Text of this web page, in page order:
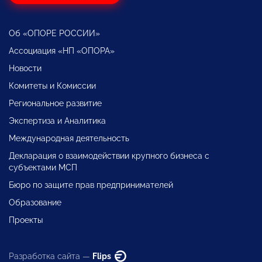
Об «ОПОРЕ РОССИИ»
Ассоциация «НП «ОПОРА»
Новости
Комитеты и Комиссии
Региональное развитие
Экспертиза и Аналитика
Международная деятельность
Декларация о взаимодействии крупного бизнеса с
субъектами МСП
Бюро по защите прав предпринимателей
Образование
Проекты
Разработка сайта — Flips